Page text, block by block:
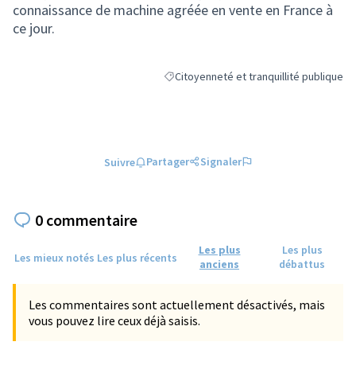
connaissance de machine agréée en vente en France à
ce jour.
Filtrer les résultats de la catégorie :
Citoyenneté et tranquillité publique
Suivre Partager Signaler
0 commentaire
Les mieux notés Les plus récents
Les plus
anciens
Les plus
débattus
Les commentaires sont actuellement désactivés, mais
vous pouvez lire ceux déjà saisis.